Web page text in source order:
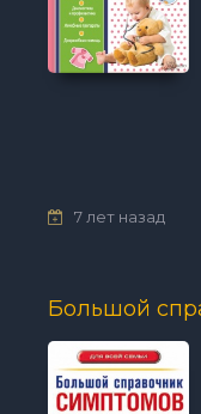
7 лет назад